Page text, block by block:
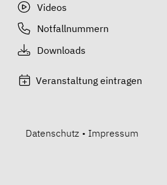
Videos
Notfallnummern
Downloads
Veranstaltung eintragen
Datenschutz • Impressum